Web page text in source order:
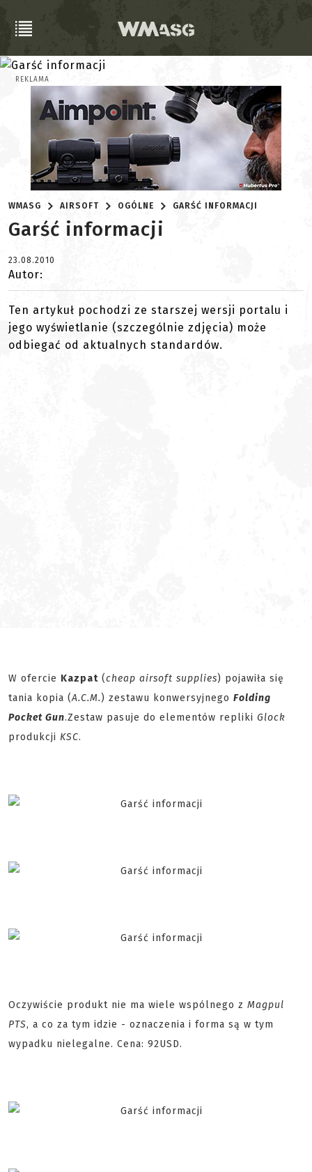
REKLAMA
WMASG AIRSOFT OGÓLNE GARŚĆ INFORMACJI
Garść informacji
23.08.2010
Autor:
Ten artykuł pochodzi ze starszej wersji portalu i
jego wyświetlanie (szczególnie zdjęcia) może
odbiegać od aktualnych standardów.
W ofercie Kazpat (cheap airsoft supplies) pojawiła się
tania kopia (A.C.M.) zestawu konwersyjnego Folding
Pocket Gun.Zestaw pasuje do elementów repliki Glock
produkcji KSC.
Oczywiście produkt nie ma wiele wspólnego z Magpul
PTS, a co za tym idzie - oznaczenia i forma są w tym
wypadku nielegalne. Cena: 92USD.